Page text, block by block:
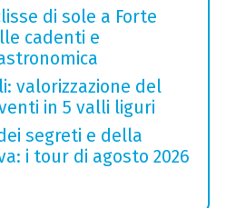
di sole a Forte
cadenti e
valorizzazione del
in 5 valli liguri
segreti e della
i tour di agosto 2026